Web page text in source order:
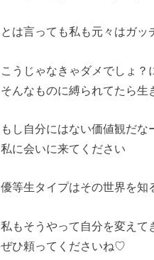
とは言っても私も元々はガッ
こうじゃなきゃダメでしょ？
そんなものに縛られてたら
もし自分にはない価値観だな
私に会いに来てください
優等生タイプはその世界を知
私もそうやって自分を変えて
ぜひ頼ってくださいね♡